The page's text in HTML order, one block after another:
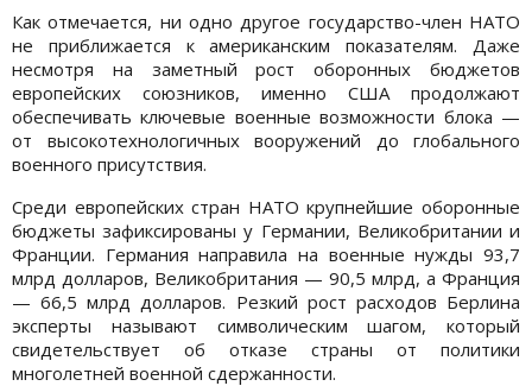
Как отмечается, ни одно другое государство-член НАТО
не приближается к американским показателям. Даже
несмотря на заметный рост оборонных бюджетов
европейских союзников, именно США продолжают
обеспечивать ключевые военные возможности блока —
от высокотехнологичных вооружений до глобального
военного присутствия.
Среди европейских стран НАТО крупнейшие оборонные
бюджеты зафиксированы у Германии, Великобритании и
Франции. Германия направила на военные нужды 93,7
млрд долларов, Великобритания — 90,5 млрд, а Франция
— 66,5 млрд долларов. Резкий рост расходов Берлина
эксперты называют символическим шагом, который
свидетельствует об отказе страны от политики
многолетней военной сдержанности.